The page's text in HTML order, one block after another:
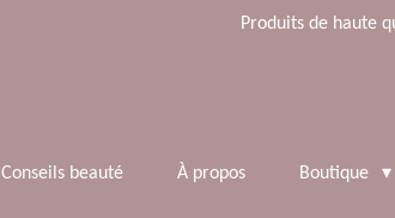
Produits de haute
Conseils beauté À propos Boutique